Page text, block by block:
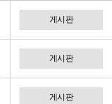
게시판
게시판
게시판